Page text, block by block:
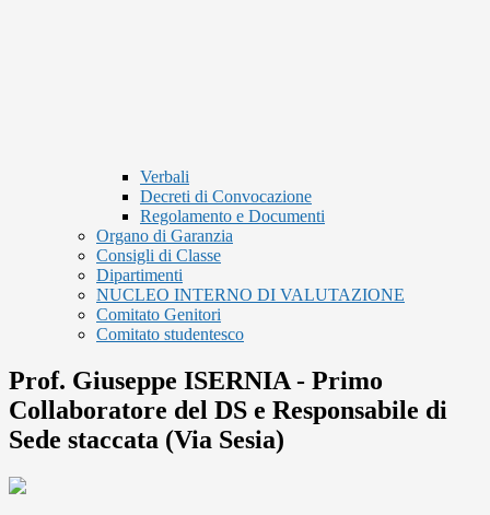
Verbali
Decreti di Convocazione
Regolamento e Documenti
Organo di Garanzia
Consigli di Classe
Dipartimenti
NUCLEO INTERNO DI VALUTAZIONE
Comitato Genitori
Comitato studentesco
Prof. Giuseppe ISERNIA - Primo
Collaboratore del DS e Responsabile di
Sede staccata (Via Sesia)